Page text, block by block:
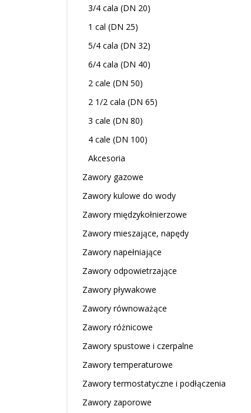
3/4 cala (DN 20)
1 cal (DN 25)
5/4 cala (DN 32)
6/4 cala (DN 40)
2 cale (DN 50)
2 1/2 cala (DN 65)
3 cale (DN 80)
4 cale (DN 100)
Akcesoria
Zawory gazowe
Zawory kulowe do wody
Zawory międzykołnierzowe
Zawory mieszające, napędy
Zawory napełniające
Zawory odpowietrzające
Zawory pływakowe
Zawory równoważące
Zawory różnicowe
Zawory spustowe i czerpalne
Zawory temperaturowe
Zawory termostatyczne i podłączenia
Zawory zaporowe